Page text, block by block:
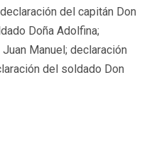
del capitán Don
Doña Adolfina;
Manuel; declaración
del soldado Don